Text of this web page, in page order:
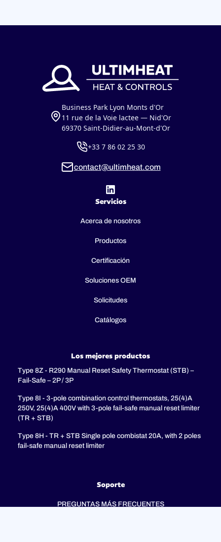
Business Park Lyon Monts d'Or
11 rue de la Voie lactee — Nid'Or
69370 Saint-Didier-au-Mont-d'Or
+33 7 86 02 25 30
contact@ultimheat.com
Servicios
Acerca de nosotros
Productos
Certificación
Soluciones OEM
Solicitudes
Catálogos
Los mejores productos
Type 8Z - R290 Manual Reset Safety Thermostat (STB) –
Fail-Safe – 2P / 3P
Type 8I - 3-pole combination control thermostats, 25(4)A
250V, 25(4)A 400V with 3-pole fail-safe manual reset limiter
(TR + STB)
Type 8H - TR + STB Single pole combistat 20A, with 2 poles
fail-safe manual reset limiter
Soporte
PREGUNTAS MÁS FRECUENTES